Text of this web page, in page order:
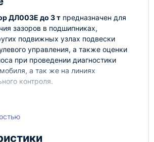
ДЛ003Е до 3 т предназначен для
зазоров в подшипниках,
подвижных узлах подвески
управления, а также оценки
при проведении диагностики
а так же на линиях
контроля.
управление и подвеску автомобиля в